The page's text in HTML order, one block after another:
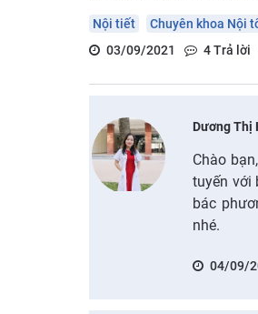
Nội tiết
Chuyên khoa Nội
03/09/2021
4Trả lời
Dương Thị
Chào
tuyến với
bác
nhé.
04/09/